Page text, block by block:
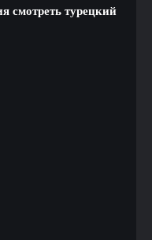
смотреть турецкий